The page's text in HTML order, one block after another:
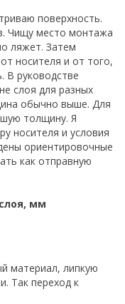
поверхность.
Чищу место монтажа
ляжет. Затем
носителя и от того,
В руководстве
слоя для разных
обычно выше. Для
толщину. Я
носителя и условия
ориентировочные
как отправную
мм
материал, липкую
Так переход к